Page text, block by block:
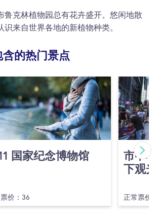
鲁克林植物园总有花卉盛开。悠闲地散
识来自世界各地的新植物种类。
的热门景点
国家纪念博物馆
价：36
市中
下观
正常票价